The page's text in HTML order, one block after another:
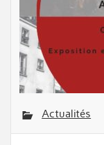
Actualités